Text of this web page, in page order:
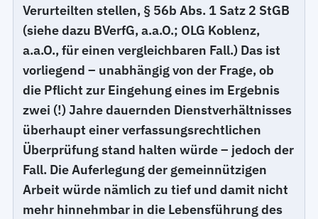
Verurteilten stellen, § 56b Abs. 1 Satz 2 StGB
(siehe dazu BVerfG, a.a.O.; OLG Koblenz,
a.a.O., für einen vergleichbaren Fall.) Das ist
vorliegend – unabhängig von der Frage, ob
die Pflicht zur Eingehung eines im Ergebnis
zwei (!) Jahre dauernden Dienstverhältnisses
überhaupt einer verfassungsrechtlichen
Überprüfung stand halten würde – jedoch der
Fall. Die Auferlegung der gemeinnützigen
Arbeit würde nämlich zu tief und damit nicht
mehr hinnehmbar in die Lebensführung des